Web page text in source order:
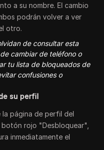
a su nombre. El cambio
podrán volver a ver
otro.
de consultar esta
cambiar de teléfono o
tu lista de bloqueados de
confusiones o
su perfil
página de perfil del
rojo "Desbloquear",
inmediatamente el